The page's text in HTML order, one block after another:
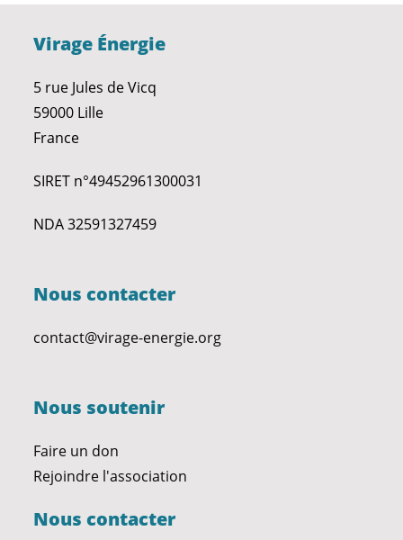
Virage Énergie
5 rue Jules de Vicq
59000 Lille
France
SIRET n°49452961300031
NDA 32591327459
Nous contacter
contact@virage-energie.org
Nous soutenir
Faire un don
Rejoindre l'association
Nous contacter